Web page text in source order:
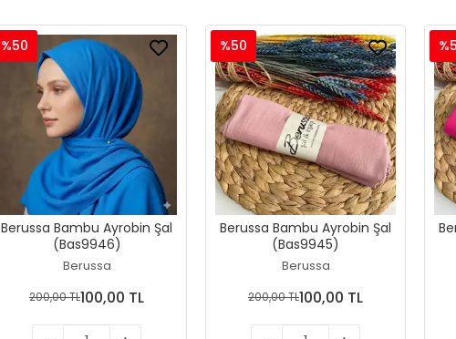
Berussa Bambu Ayrobin Şal
(Bas9946)
Berussa
%50
200,00 TL100,00 TL
Berussa Bambu Ayrobin Şal
(Bas9945)
Berussa
%50
200,00 TL100,00 TL
Berussa